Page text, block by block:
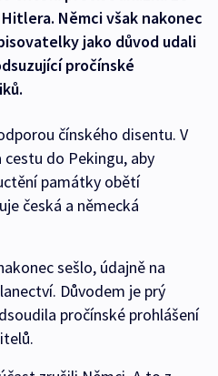
Němci však nakonec
jako důvod udali
pročínské
čínského disentu. V
do Pekingu, aby
památky obětí
česká a německá
sešlo, údajně na
Důvodem je prý
pročínské prohlášení